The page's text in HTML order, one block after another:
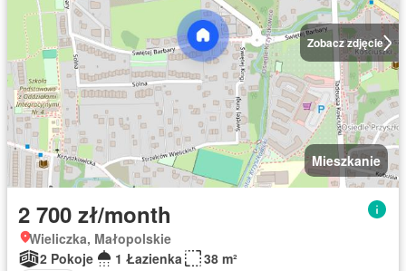
Zobacz zdjęcie
Mieszkanie
2 700 zł/month
Wieliczka, Małopolskie
2 Pokoje
1 Łazienka
38 m²